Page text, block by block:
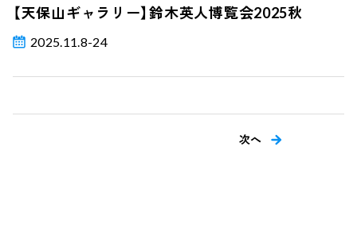
【天保山ギャラリー】鈴木英人博覧会2025秋
2025.11.8-24
次へ